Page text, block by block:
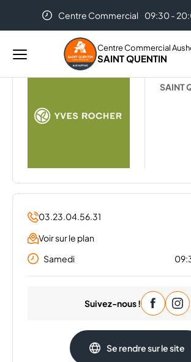
Centre Commercial 09:30 -
Menu
principal
Centre Commercial
SAINT QUENTIN
... YVES ROCHER
SAINT
03.23.04.56.31
Voir sur le plan
Samedi
Vendredi
Suivez-nous !
Se rendre sur le site